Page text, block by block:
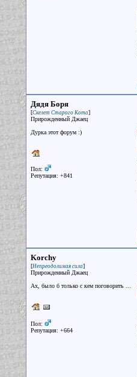
Дядя Боря
[Скелет Старого Кота]
Прирожденный Джаец
Дурка этот форум :)
Пол:
Репутация: +841
Korchy
[Непреодолимая сила]
Прирожденный Джаец
Ах, было б только с кем поговорить ...
Пол:
Репутация: +664